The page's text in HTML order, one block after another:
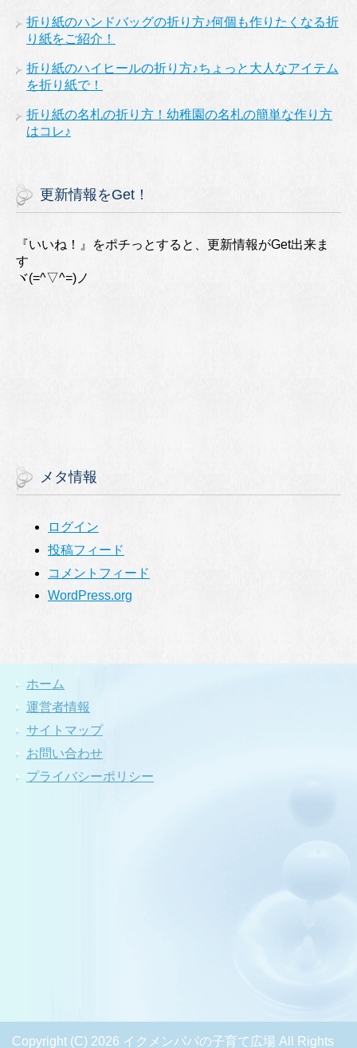
折り紙のハンドバッグの折り方♪何個も作りたくなる折
り紙をご紹介！
折り紙のハイヒールの折り方♪ちょっと大人なアイテム
を折り紙で！
折り紙の名札の折り方！幼稚園の名札の簡単な作り方
はコレ♪
更新情報をGet！
『いいね！』をポチっとすると、更新情報がGet出来ま
す
ヾ(=^▽^=)ノ
メタ情報
ログイン
投稿フィード
コメントフィード
WordPress.org
ホーム
運営者情報
サイトマップ
お問い合わせ
プライバシーポリシー
Copyright (C) 2026 イクメンパパの子育て広場 All Rights